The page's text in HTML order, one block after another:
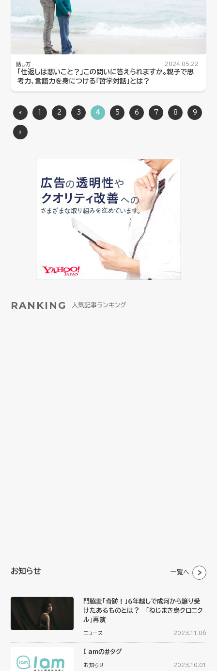
話し方 2024.05.22
「仕返しは悪いこと？」この問いに答えられますか。親子で思
考力、言語力を身につける「哲学対話」とは？
« 2 3 4 5 6 7 8 9
»
RANKING 人気記事ランキング
お知らせ 一覧へ
門脇麦「奇跡！」６年越しで成河から譲り受
けたあるものとは？ 「ねじまき鳥クロニク
ル」再演
ニュース 2023.11.06
I amの#タグ
お知らせ 2023.10.01